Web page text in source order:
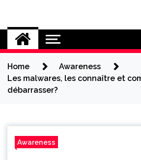
content
Cybersecurity News
Home
Awareness
Les malwares, les connaître et
débarrasser?
Awareness